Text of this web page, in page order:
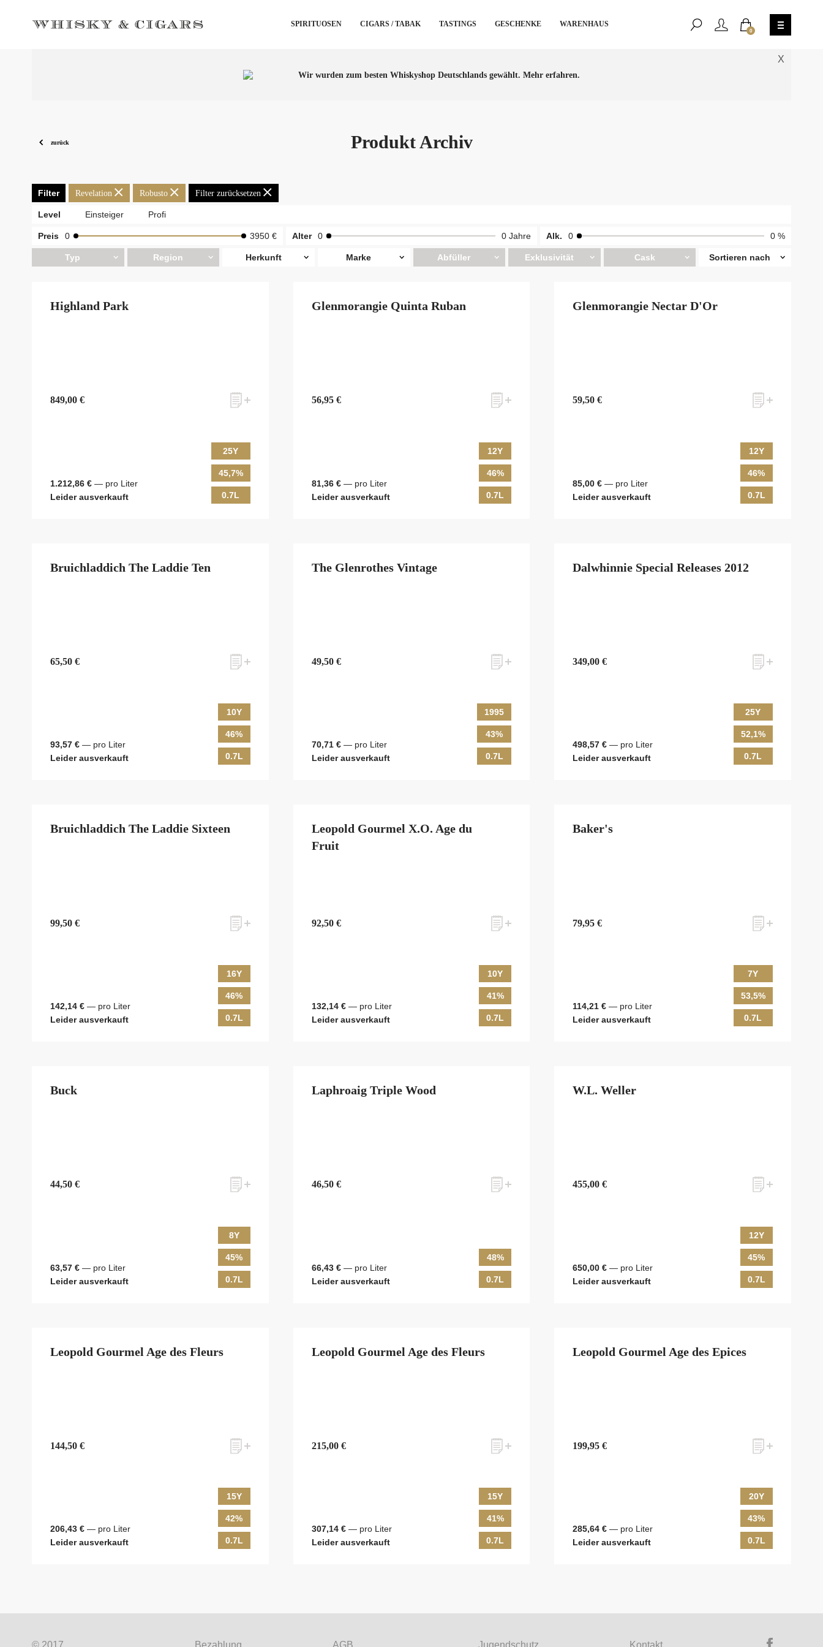
SPIRITUOSEN CIGARS / TABAK TASTINGS GESCHENKE WARENHAUS
0
X
Wir wurden zum besten Whiskyshop Deutschlands gewählt. Mehr erfahren.
zurück Produkt Archiv
Filter Revelation Robusto Filter zurücksetzen
Level Einsteiger Profi
Preis 0 3950 € Alter 0 0 Jahre Alk. 0 0 %
Typ Region Herkunft Marke Abfüller Exklusivität Cask Sortieren nach
Highland Park
849,00 €
1.212,86 € — pro Liter
Leider ausverkauft
25Y
45,7%
0.7L
Glenmorangie Quinta Ruban
56,95 €
81,36 €— pro Liter
Leider ausverkauft
12Y
46%
0.7L
Glenmorangie Nectar D'Or
59,50 €
85,00 € — pro Liter
Leider ausverkauft
12Y
46%
0.7L
Bruichladdich The Laddie Ten
65,50 €
93,57 € — pro Liter
Leider ausverkauft
10Y
46%
0.7L
The Glenrothes Vintage
49,50 €
70,71 €— pro Liter
Leider ausverkauft
1995
43%
0.7L
Dalwhinnie Special Releases 2012
349,00 €
498,57 € — pro Liter
Leider ausverkauft
25Y
52,1%
0.7L
Bruichladdich The Laddie Sixteen
99,50 €
142,14 € — pro Liter
Leider ausverkauft
16Y
46%
0.7L
Leopold Gourmel X.O. Age du
Fruit
92,50 €
132,14 €— pro Liter
Leider ausverkauft
10Y
41%
0.7L
Baker's
79,95 €
114,21 € — pro Liter
Leider ausverkauft
7Y
53,5%
0.7L
Buck
44,50 €
63,57 € — pro Liter
Leider ausverkauft
8Y
45%
0.7L
Laphroaig Triple Wood
46,50 €
66,43 €— pro Liter
Leider ausverkauft
48%
0.7L
W.L. Weller
455,00 €
650,00 € — pro Liter
Leider ausverkauft
12Y
45%
0.7L
Leopold Gourmel Age des Fleurs
144,50 €
206,43 € — pro Liter
Leider ausverkauft
15Y
42%
0.7L
Leopold Gourmel Age des Fleurs
215,00 €
307,14 €— pro Liter
Leider ausverkauft
15Y
41%
0.7L
Leopold Gourmel Age des Epices
199,95 €
285,64 € — pro Liter
Leider ausverkauft
20Y
43%
0.7L
Möchten Sie ein für Newsletter-Abonnenten exklusives Monats-Angebot erhalten und dabei über Neuigkeiten rund um Whisky & Passion, das erlesene Sortiment unseres Ladens sowie Online-